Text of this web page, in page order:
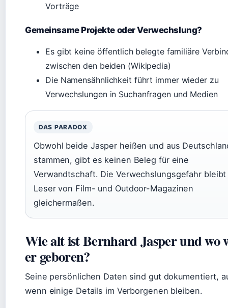
Vorträge
Gemeinsame Projekte oder Verwechslung?
Es gibt keine öffentlich belegte familiäre
zwischen den beiden (Wikipedia)
Die Namensähnlichkeit führt immer wieder zu
Verwechslungen in Suchanfragen und Medien
DAS PARADOX
Obwohl beide Jasper heißen und aus
stammen, gibt es keinen Beleg für eine
Verwandtschaft. Die Verwechslungsgefahr bleibt
Leser von Film- und Outdoor-Magazinen
gleichermaßen.
Wie alt ist Bernhard Jasper und wo
er geboren?
Seine persönlichen Daten sind gut dokumentiert,
wenn einige Details im Verborgenen bleiben.